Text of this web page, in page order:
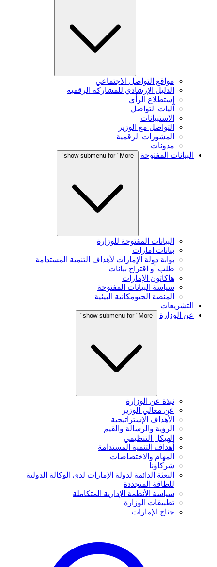
مواقع التواصل الاجتماعي
الدليل الإرشادي للمشاركة الرقمية
إستطلاع الرأي
آليات التواصل
الاستبيانات
التواصل مع الوزير
المشورات الرقمية
مدونات
البيانات المفتوحة
show submenu for "More"
البيانات المفتوحة للوزارة
بيانات.امارات
بوابة دولة الإمارات لأهداف التنمية المستدامة
طلب أو اقتراح بيانات
هاكاثون الإمارات
سياسة البيانات المفتوحة
المنصة الجيومكانية البيئية
التشريعات
عن الوزارة
show submenu for "More"
نبذة عن الوزارة
عن معالي الوزير
الأهداف الإستراتيجية
الرؤية والرسالة والقيم
الهيكل التنظيمي
أهداف التنمية المستدامة
المهام والاختصاصات
شركاؤنا
البعثة الدائمة لدولة الإمارات لدى الوكالة الدولية
للطاقة المتجددة
سياسة الأنظمة الإدارية المتكاملة
تطبيقات الوزارة
جناح الإمارات